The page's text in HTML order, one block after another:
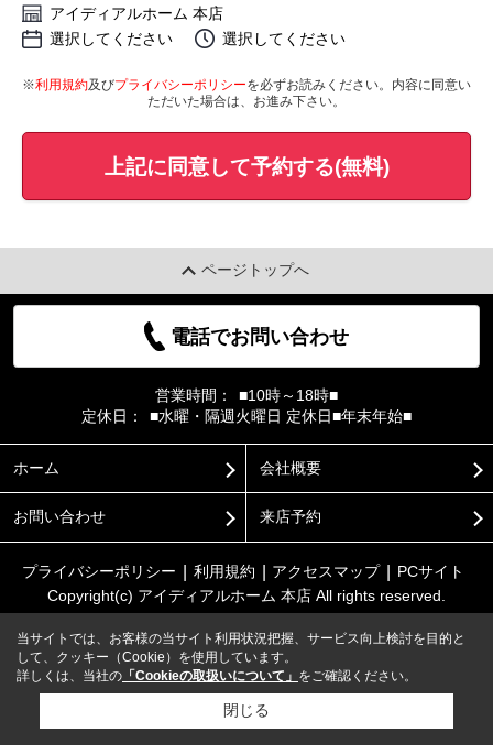
アイディアルホーム 本店
選択してください
選択してください
※利用規約及びプライバシーポリシーを必ずお読みください。内容に同意い
ただいた場合は、お進み下さい。
上記に同意して予約する(無料)
ページトップへ
電話でお問い合わせ
営業時間：
■10時～18時■
定休日：
■水曜・隔週火曜日 定休日■年末年始■
ホーム 会社概要
お問い合わせ 来店予約
プライバシーポリシー 利用規約 アクセスマップ
PCサイト
Copyright(c) アイディアルホーム 本店 All rights reserved.
当サイトでは、お客様の当サイト利用状況把握、サービス向上検討を目的と
して、クッキー（Cookie）を使用しています。
詳しくは、当社の 「Cookieの取扱いについて」 をご確認ください。
閉じる